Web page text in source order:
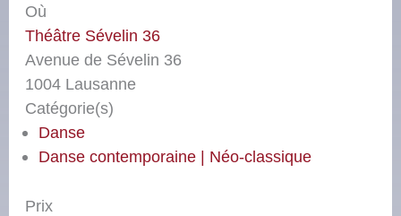
Où
Théâtre Sévelin 36
Avenue de Sévelin 36
1004 Lausanne
Catégorie(s)
Danse
Danse contemporaine | Néo-classique
Prix